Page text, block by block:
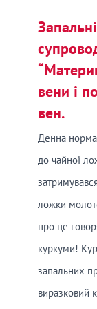
вени і
вен.
Денна
до чайної
ложки
про це
куркуми!
запальних
виразковий